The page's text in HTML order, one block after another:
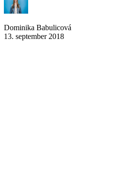
Dominika Babulicová
13. september 2018